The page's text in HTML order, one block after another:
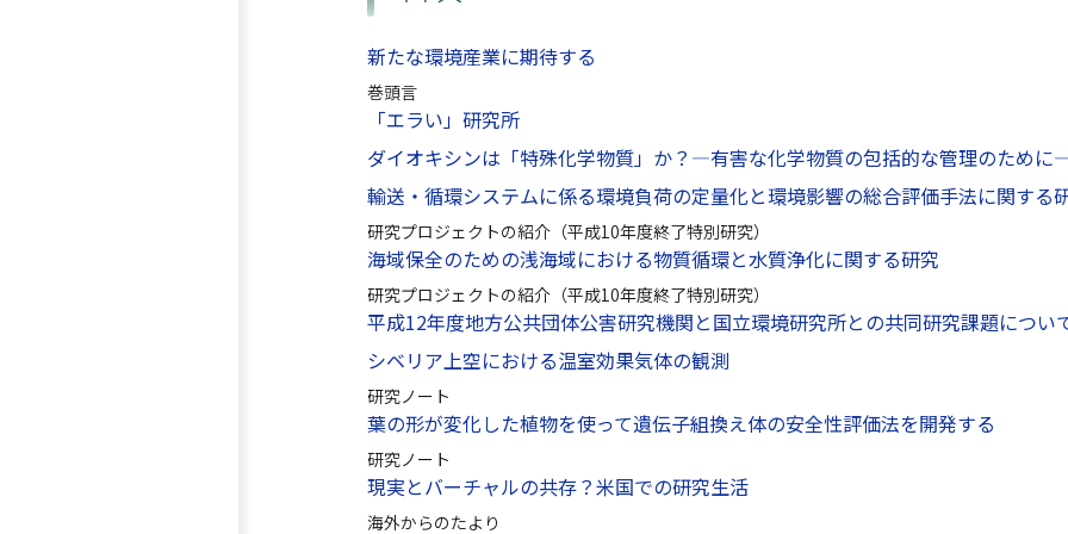
新たな環境産業に期待する
巻頭言
「エラい」研究所
ダイオキシンは「特殊化学物質」か？—有害な化学物質の包括的な管理のために
輸送・循環システムに係る環境負荷の定量化と環境影響の総合評価手法に関する
研究プロジェクトの紹介（平成10年度終了特別研究）
海域保全のための浅海域における物質循環と水質浄化に関する研究
研究プロジェクトの紹介（平成10年度終了特別研究）
平成12年度地方公共団体公害研究機関と国立環境研究所との共同研究課題につい
シベリア上空における温室効果気体の観測
研究ノート
葉の形が変化した植物を使って遺伝子組換え体の安全性評価法を開発する
研究ノート
現実とバーチャルの共存？米国での研究生活
海外からのたより